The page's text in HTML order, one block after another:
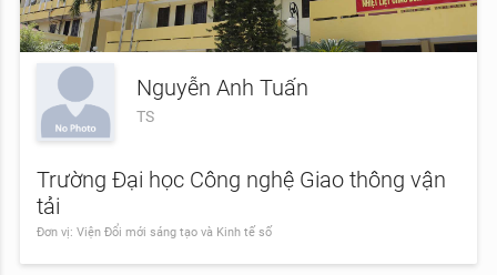
Nguyễn Anh Tuấn
TS
Trường Đại học Công nghệ Giao thông vận
tải
Đơn vị: Viện Đổi mới sáng tạo và Kinh tế số